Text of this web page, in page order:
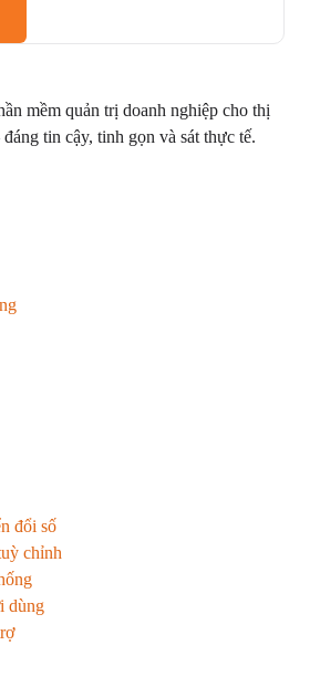
mềm quản trị doanh nghiệp cho thị
tin cậy, tinh gọn và sát thực tế.
đổi số
chỉnh
dùng